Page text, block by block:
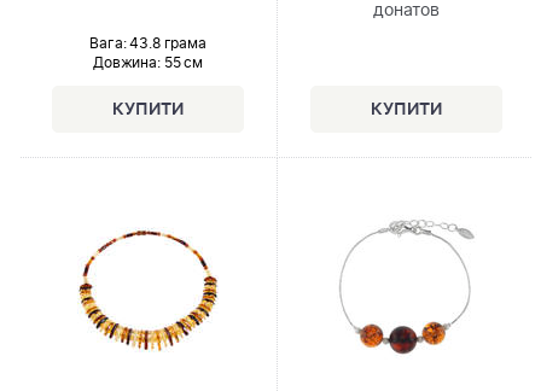
Вага: 43.8 грама
Довжина:55 см
донатов